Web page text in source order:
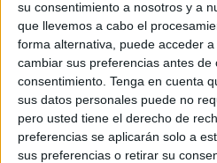
su consentimiento a nosotros y a
que llevemos a cabo el
forma alternativa, puede acceder
cambiar sus preferencias antes de
consentimiento. Tenga en cuenta
sus datos personales puede no
pero usted tiene el derecho de
preferencias se aplicarán solo a
sus preferencias o retirar su
Publicado el 26 mayo, 2025
Este recurso creativo y
emociones a través de
comunicación emocional, el
empatía. Una propuesta
tutoría, educación emocional